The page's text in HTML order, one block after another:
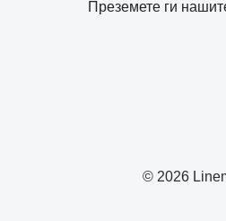
© 2026
Преземете ги